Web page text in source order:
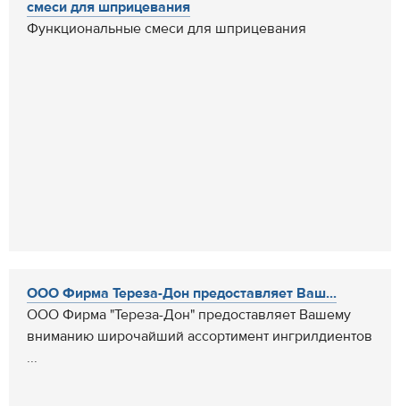
смеси для шприцевания
Функциональные смеси для шприцевания
ООО Фирма Тереза-Дон предоставляет Ваш...
ООО Фирма "Тереза-Дон" предоставляет Вашему
вниманию широчайший ассортимент ингрилдиентов
...